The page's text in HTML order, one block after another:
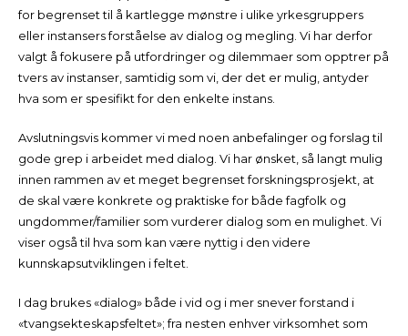
for begrenset til å kartlegge mønstre i ulike yrkesgruppers
eller instansers forståelse av dialog og megling. Vi har derfor
valgt å fokusere på utfordringer og dilemmaer som opptrer på
tvers av instanser, samtidig som vi, der det er mulig, antyder
hva som er spesifikt for den enkelte instans.
Avslutningsvis kommer vi med noen anbefalinger og forslag til
gode grep i arbeidet med dialog. Vi har ønsket, så langt mulig
innen rammen av et meget begrenset forskningsprosjekt, at
de skal være konkrete og praktiske for både fagfolk og
ungdommer/familier som vurderer dialog som en mulighet. Vi
viser også til hva som kan være nyttig i den videre
kunnskapsutviklingen i feltet.
I dag brukes «dialog» både i vid og i mer snever forstand i
«tvangsekteskapsfeltet»; fra nesten enhver virksomhet som